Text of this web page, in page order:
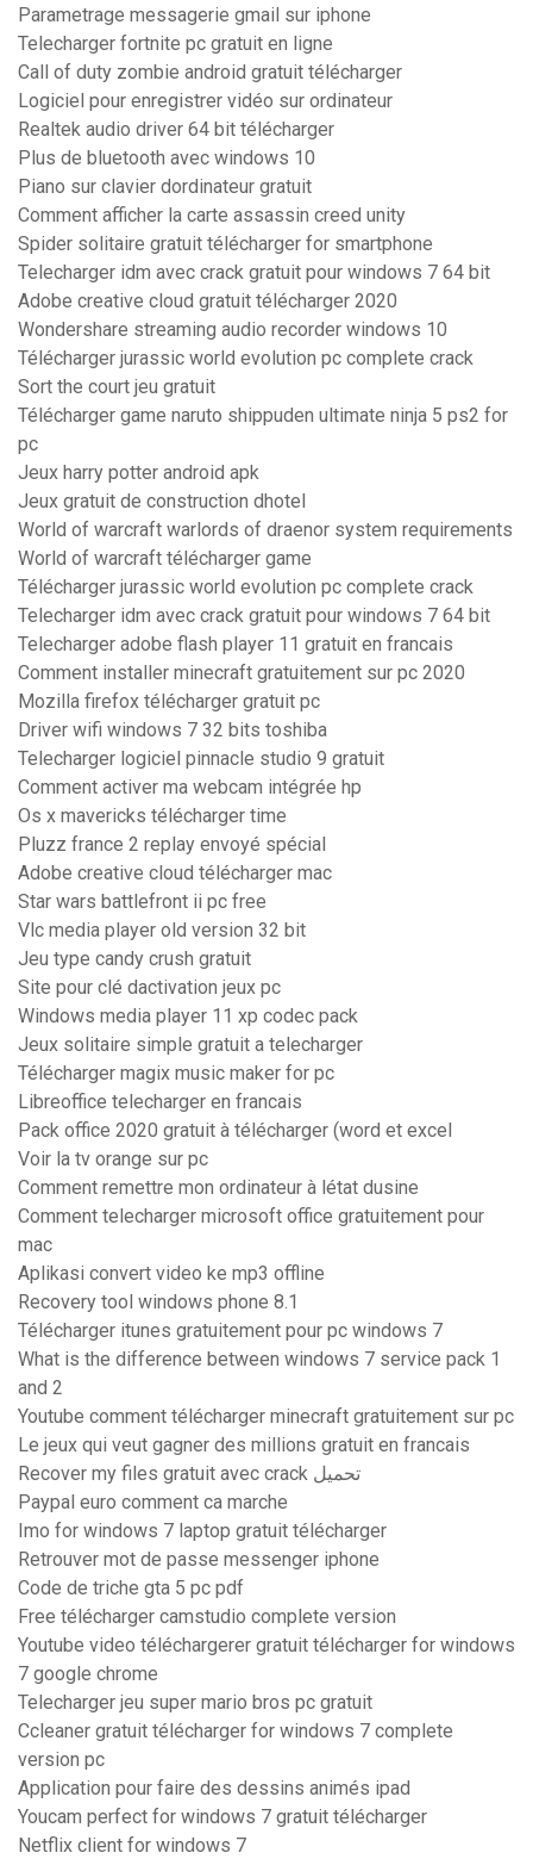
Parametrage messagerie gmail sur iphone
Telecharger fortnite pc gratuit en ligne
Call of duty zombie android gratuit télécharger
Logiciel pour enregistrer vidéo sur ordinateur
Realtek audio driver 64 bit télécharger
Plus de bluetooth avec windows 10
Piano sur clavier dordinateur gratuit
Comment afficher la carte assassin creed unity
Spider solitaire gratuit télécharger for smartphone
Telecharger idm avec crack gratuit pour windows 7 64 bit
Adobe creative cloud gratuit télécharger 2020
Wondershare streaming audio recorder windows 10
Télécharger jurassic world evolution pc complete crack
Sort the court jeu gratuit
Télécharger game naruto shippuden ultimate ninja 5 ps2 for
pc
Jeux harry potter android apk
Jeux gratuit de construction dhotel
World of warcraft warlords of draenor system requirements
World of warcraft télécharger game
Télécharger jurassic world evolution pc complete crack
Telecharger idm avec crack gratuit pour windows 7 64 bit
Telecharger adobe flash player 11 gratuit en francais
Comment installer minecraft gratuitement sur pc 2020
Mozilla firefox télécharger gratuit pc
Driver wifi windows 7 32 bits toshiba
Telecharger logiciel pinnacle studio 9 gratuit
Comment activer ma webcam intégrée hp
Os x mavericks télécharger time
Pluzz france 2 replay envoyé spécial
Adobe creative cloud télécharger mac
Star wars battlefront ii pc free
Vlc media player old version 32 bit
Jeu type candy crush gratuit
Site pour clé dactivation jeux pc
Windows media player 11 xp codec pack
Jeux solitaire simple gratuit a telecharger
Télécharger magix music maker for pc
Libreoffice telecharger en francais
Pack office 2020 gratuit à télécharger (word et excel
Voir la tv orange sur pc
Comment remettre mon ordinateur à létat dusine
Comment telecharger microsoft office gratuitement pour
mac
Aplikasi convert video ke mp3 offline
Recovery tool windows phone 8.1
Télécharger itunes gratuitement pour pc windows 7
What is the difference between windows 7 service pack 1
and 2
Youtube comment télécharger minecraft gratuitement sur pc
Le jeux qui veut gagner des millions gratuit en francais
Recover my files gratuit avec crack تحميل
Paypal euro comment ca marche
Imo for windows 7 laptop gratuit télécharger
Retrouver mot de passe messenger iphone
Code de triche gta 5 pc pdf
Free télécharger camstudio complete version
Youtube video téléchargerer gratuit télécharger for windows
7 google chrome
Telecharger jeu super mario bros pc gratuit
Ccleaner gratuit télécharger for windows 7 complete
version pc
Application pour faire des dessins animés ipad
Youcam perfect for windows 7 gratuit télécharger
Netflix client for windows 7